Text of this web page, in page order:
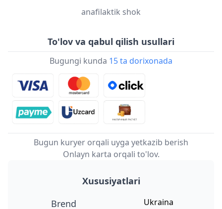
anafilaktik shok
To'lov va qabul qilish usullari
Bugungi kunda 15 ta dorixonada
Bugun kuryer orqali uyga yetkazib berish
Onlayn karta orqali to'lov.
Xususiyatlari
Brend
Ukraina